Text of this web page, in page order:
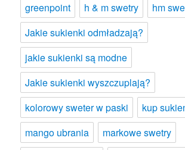
greenpoint
h & m swetry
hm
Jakie sukienki odmładzają?
jakie sukienki są modne
Jakie sukienki wyszczuplają?
kolorowy sweter w paski
kup
mango ubrania
markowe swetry